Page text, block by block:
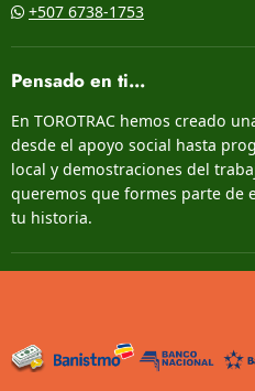
+507 6738-1753
Pensado en ti...
En TOROTRAC hemos creado
desde el apoyo social hasta
local y demostraciones del
queremos que formes parte de
tu historia.